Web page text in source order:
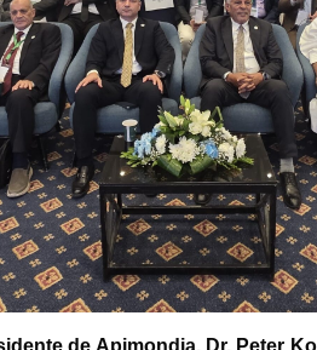
de Apimondia, Dr. Peter